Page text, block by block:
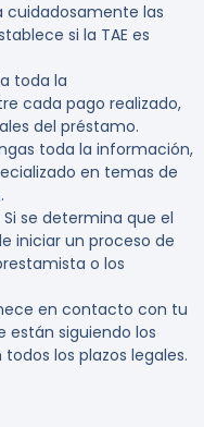
cuidadosamente las
si la TAE es
toda la
cada pago realizado,
del préstamo.
toda la información,
en temas de
Si se determina que el
iniciar un proceso de
o los
en contacto con tu
están siguiendo los
los plazos legales.